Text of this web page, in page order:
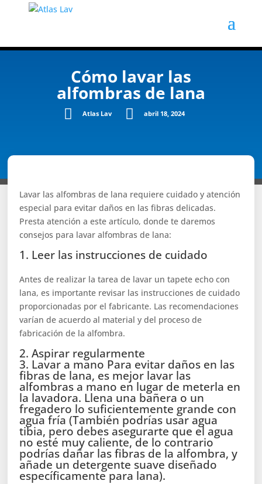
Cómo lavar las
alfombras de lana
 Atlas Lav  abril 18, 2024
Lavar las alfombras de lana requiere cuidado y atención
especial para evitar daños en las fibras delicadas.
Presta atención a este artículo, donde te daremos
consejos para lavar alfombras de lana:
1. Leer las instrucciones de cuidado
Antes de realizar la tarea de lavar un tapete echo con
lana, es importante revisar las instrucciones de cuidado
proporcionadas por el fabricante. Las recomendaciones
varían de acuerdo al material y del proceso de
fabricación de la alfombra.
2. Aspirar regularmente
3. Lavar a mano Para evitar daños en las
fibras de lana, es mejor lavar las
alfombras a mano en lugar de meterla en
la lavadora. Llena una bañera o un
fregadero lo suficientemente grande con
agua fría (También podrías usar agua
tibia, pero debes asegurarte que el agua
no esté muy caliente, de lo contrario
podrías dañar las fibras de la alfombra, y
añade un detergente suave diseñado
específicamente para lana).